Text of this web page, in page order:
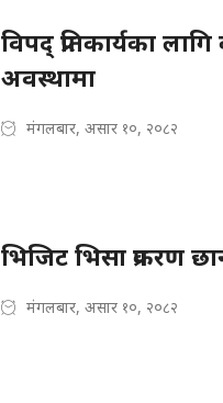
विपद् प्रतिकार्यका
अवस्थामा
मंगलबार, असार १०, २०८२
भिजिट भिसा प्रकरण
मंगलबार, असार १०, २०८२